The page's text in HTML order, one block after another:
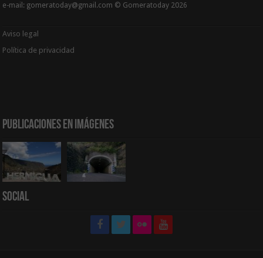
e-mail: gomeratoday@gmail.com © Gomeratoday 2026
Aviso legal
Política de privacidad
Publicaciones en Imágenes
Social